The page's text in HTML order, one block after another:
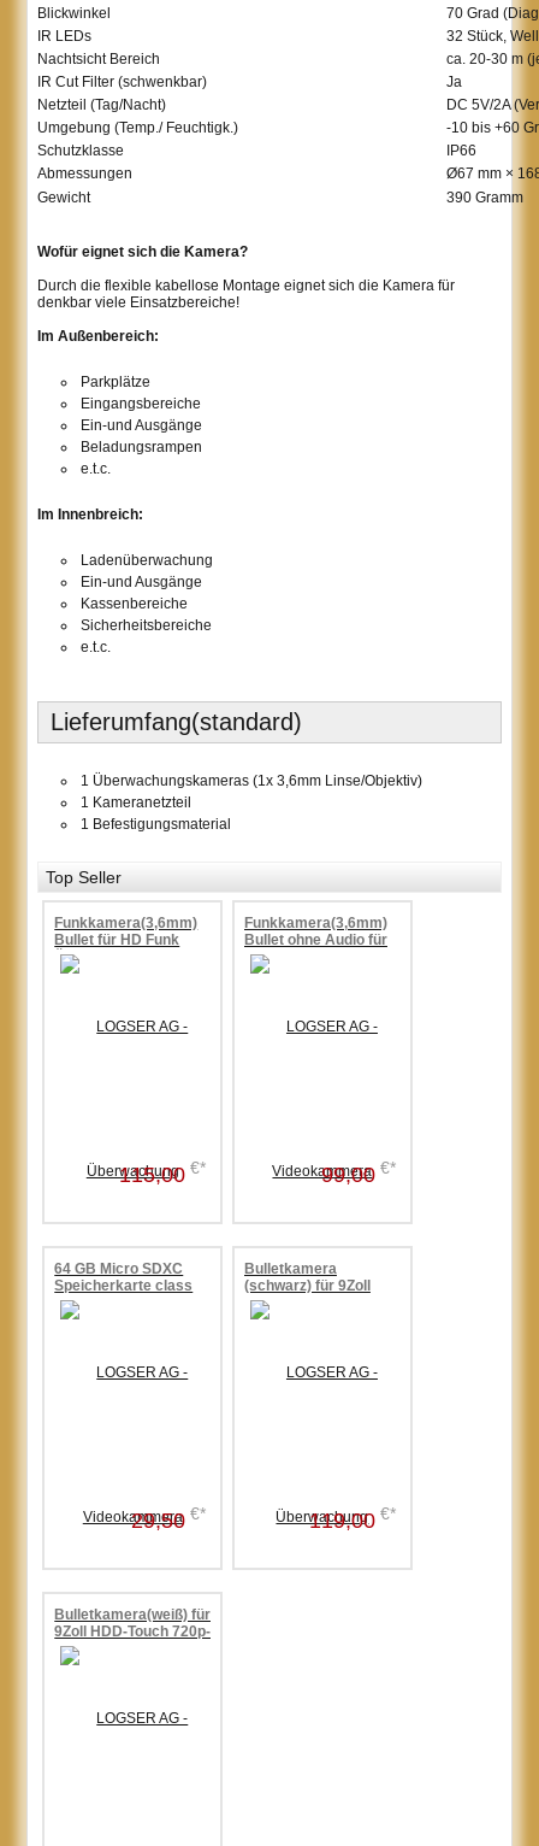
Blickwinkel
70 Grad
IR LEDs
32 Stück,
Nachtsicht Bereich
ca. 20-30 m
IR Cut Filter (schwenkbar)
Ja
Netzteil (Tag/Nacht)
DC 5V/2A
Umgebung (Temp./ Feuchtigk.)
-10 bis +60
Schutzklasse
IP66
Abmessungen
Ø67 mm ×
Gewicht
390 Gramm
Wofür eignet sich die Kamera?
Durch die flexible kabellose Montage eignet sich die Kamera für
denkbar viele Einsatzbereiche!
Im Außenbereich:
Parkplätze
Eingangsbereiche
Ein-und Ausgänge
Beladungsrampen
e.t.c.
Im Innenbreich:
Ladenüberwachung
Ein-und Ausgänge
Kassenbereiche
Sicherheitsbereiche
e.t.c.
Lieferumfang(standard)
1 Überwachungskameras (1x 3,6mm Linse/Objektiv)
1 Kameranetzteil
1 Befestigungsmaterial
Top Seller
Funkkamera(3,6mm)
Bullet für HD Funk
Überwachungssets
mit
115,00 €*
Funkkamera(3,6mm)
Bullet ohne Audio für
HD Funk
Überwachungssets,Nachtsicht
99,00€*
64 GB Micro SDXC
Speicherkarte class
10
29,50 €*
Bulletkamera
(schwarz) für 9Zoll
HDD-Touch 720p-Funk
Videoüberwachung,Nachtsicht
119,00€*
Bulletkamera(weiß) für
9Zoll HDD-Touch 720p-
Funk
Videoüberwachung,Nachtsicht